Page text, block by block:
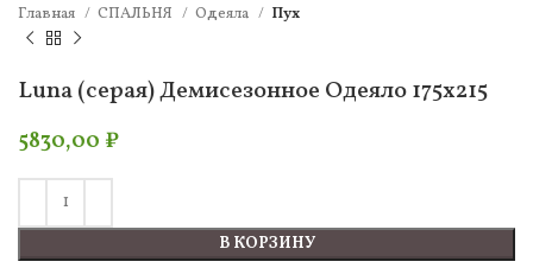
Главная СПАЛЬНЯ Одеяла Пух
Luna (серая) Демисезонное Одеяло 175х215
5830,00 ₽
В КОРЗИНУ